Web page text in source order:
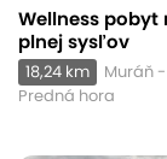
Wellness pobyt
plnej sysľov
18,24 km
Muráň
Predná hora